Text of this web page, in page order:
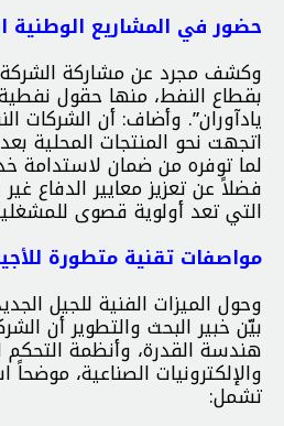
حضور في المشاريع الوطنية
وكشف مجرد عن مشاركة
بقطاع النفط، منها حقول
يادآوران”. وأضاف: أن الشركات
اتجهت نحو المنتجات المحلية
لما توفره من ضمان لاستدامة
فضلاً عن تعزيز معايير الدفاع
التي تعد أولوية قصوى
مواصفات تقنية متطورة
وحول الميزات الفنية للجيل
بيّن خبير البحث والتطوير أن
هندسة القدرة، وأنظمة التحكم
والإلكترونيات الصناعية،
تشمل: